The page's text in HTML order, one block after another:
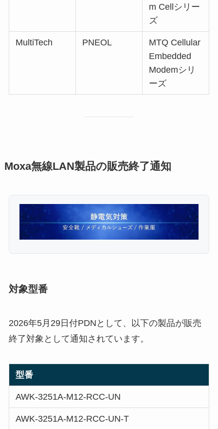
m Cellシリー
ズ
MultiTech PNEOL
MTQ Cellular
Embedded
Modemシリ
ーズ
Moxa無線LAN製品の販売終了通知
対象型番
2026年5月29日付PDNとして、以下の製品が販売
終了対象として通知されています。
型番
AWK-3251A-M12-RCC-UN
AWK-3251A-M12-RCC-UN-T